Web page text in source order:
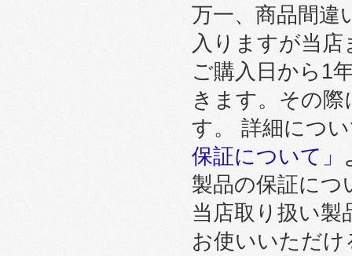
万一、商品間違
入りますが当
ご購入日から1
きます。その
す。 詳細につ
保証について」
製品の保証につ
当店取り扱い
お使いいただけ